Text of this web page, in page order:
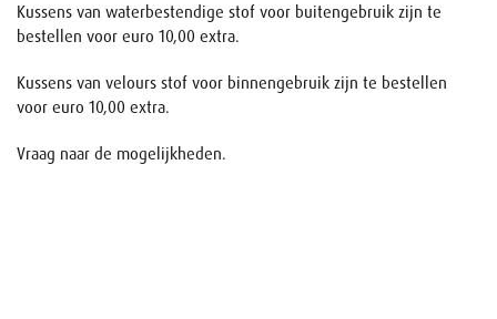
Kussens van waterbestendige stof voor buitengebruik zijn te
bestellen voor euro 10,00 extra.
Kussens van velours stof voor binnengebruik zijn te bestellen
voor euro 10,00 extra.
Vraag naar de mogelijkheden.